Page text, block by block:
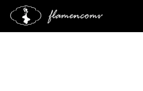
Saltar